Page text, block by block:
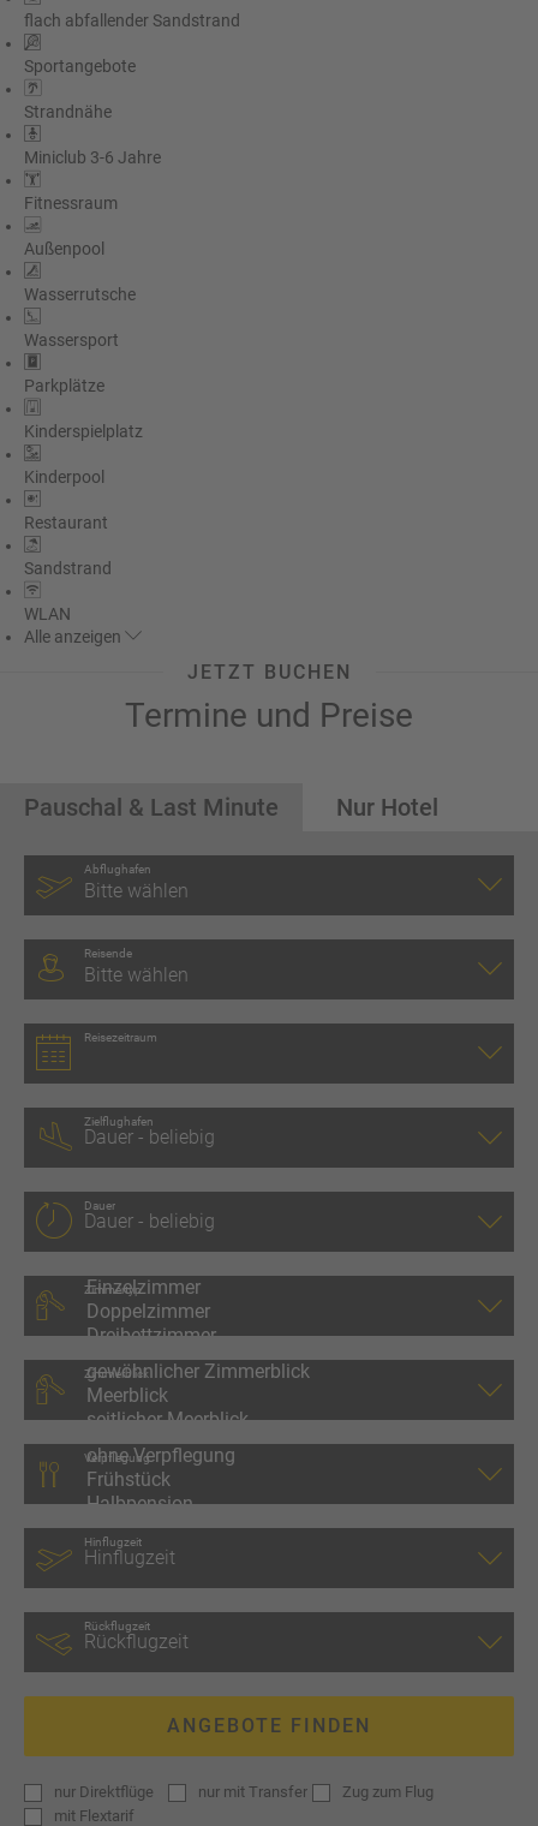
flach abfallender Sandstrand
Sportangebote
Strandnähe
Miniclub 3-6 Jahre
Fitnessraum
Außenpool
Wasserrutsche
Wassersport
Parkplätze
Kinderspielplatz
Kinderpool
Restaurant
Sandstrand
WLAN
Alle anzeigen
JETZT BUCHEN
Termine und Preise
Pauschal & Last Minute Nur Hotel
Abflughafen
Bitte wählen
Reisende
Bitte wählen
Reisezeitraum
Zielflughafen
Dauer
Zimmertyp
Zimmerblick
ANGEBOTE FINDEN
nur Direktflüge nur mit Transfer
Zug zum Flug
mit Flextarif
Verpflegung
Hinflugzeit
Rückflugzeit